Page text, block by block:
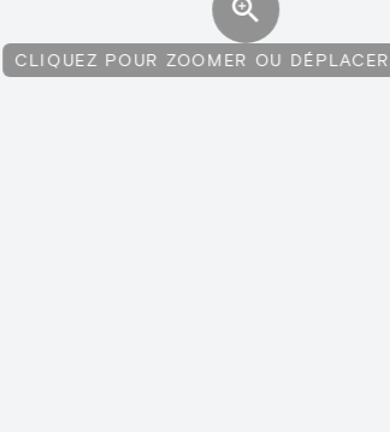
CLIQUEZ POUR ZOOMER OU